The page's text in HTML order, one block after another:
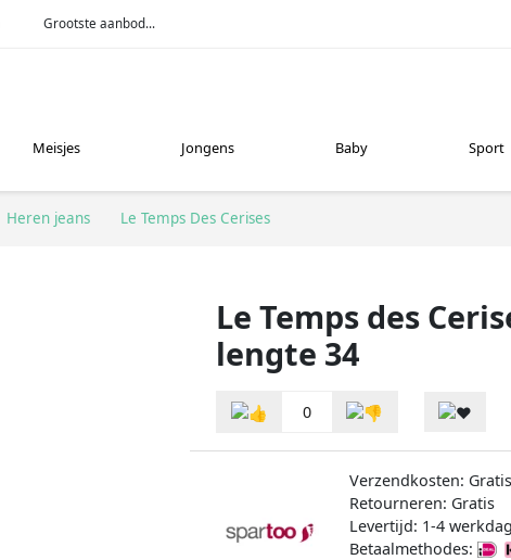
Grootste aanbod...
Meisjes Jongens Baby Sport
Heren jeans Le Temps Des Cerises
Le Temps des
lengte 34
0
Verzendkosten: Gratis
Retourneren: Gratis
Levertijd: 1-4
Betaalmethodes: